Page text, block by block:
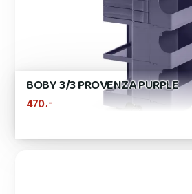
BOBY 3/3 PROVENZA PURPLE
470,-